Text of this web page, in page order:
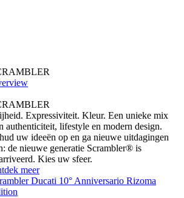
Expressiviteit. Kleur. Een unieke mix
authenticiteit, lifestyle en modern design.
uw ideeën op en ga nieuwe uitdagingen
de nieuwe generatie Scrambler® is
Kies uw sfeer.
meer
Ducati 10° Anniversario Rizoma